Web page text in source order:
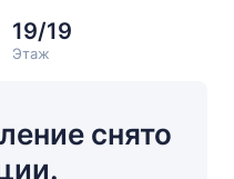
19/19
Этаж
снято